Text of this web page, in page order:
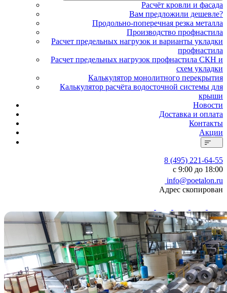
Расчёт кровли и фасада
Вам предложили дешевле?
Продольно-поперечная резка металла
Производство профнастила
Расчет предельных нагрузок и варианты укладки
профнастила
Расчет предельных нагрузок профнастила СКН и
схем укладки
Калькулятор монолитного перекрытия
Калькулятор расчёта водосточной системы для
крыши
Новости
Доставка и оплата
Контакты
Акции
8 (495) 221-64-55
с 9:00 до 18:00
info@poetalon.ru
Адрес скопирован